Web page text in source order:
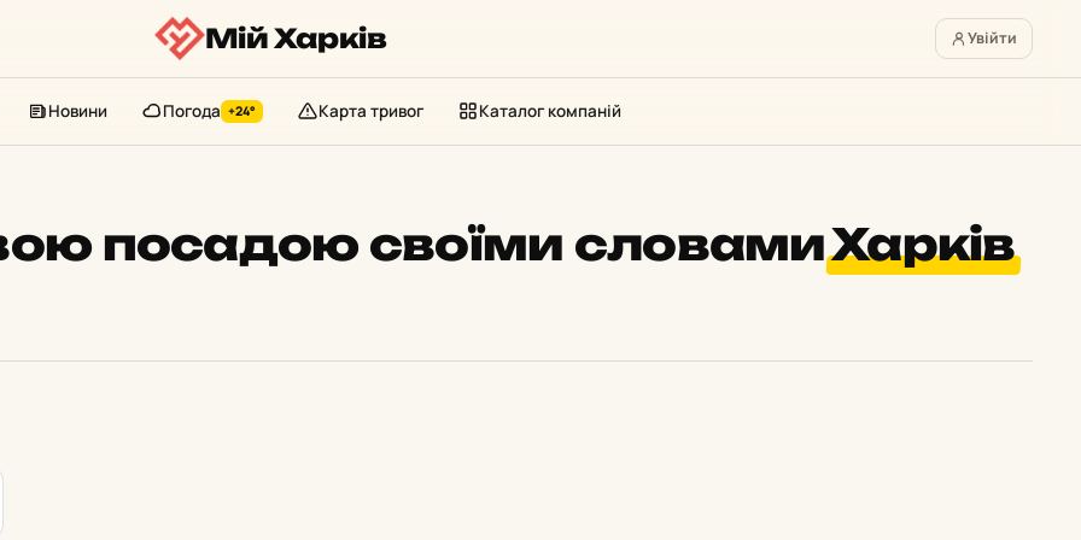
Мій Харків Увійти
Новини Погода +24° Карта тривог Каталог компаній
посадою своїми словамиХарків